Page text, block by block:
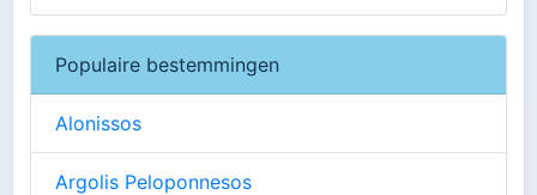
Populaire bestemmingen
Alonissos
Argolis Peloponnesos